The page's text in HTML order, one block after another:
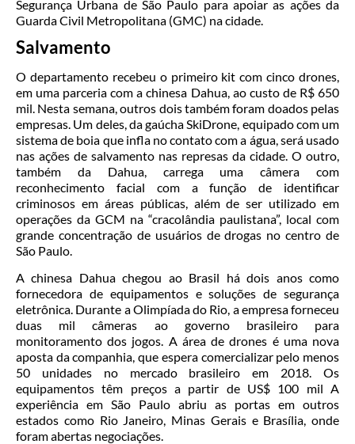
Segurança Urbana de São Paulo para apoiar as ações da
Guarda Civil Metropolitana (GMC) na cidade.
Salvamento
O departamento recebeu o primeiro kit com cinco drones,
em uma parceria com a chinesa Dahua, ao custo de R$ 650
mil. Nesta semana, outros dois também foram doados pelas
empresas. Um deles, da gaúcha SkiDrone, equipado com um
sistema de boia que infla no contato com a água, será usado
nas ações de salvamento nas represas da cidade. O outro,
também da Dahua, carrega uma câmera com
reconhecimento facial com a função de identificar
criminosos em áreas públicas, além de ser utilizado em
operações da GCM na “cracolândia paulistana”, local com
grande concentração de usuários de drogas no centro de
São Paulo.
A chinesa Dahua chegou ao Brasil há dois anos como
fornecedora de equipamentos e soluções de segurança
eletrônica. Durante a Olimpíada do Rio, a empresa forneceu
duas mil câmeras ao governo brasileiro para
monitoramento dos jogos. A área de drones é uma nova
aposta da companhia, que espera comercializar pelo menos
50 unidades no mercado brasileiro em 2018. Os
equipamentos têm preços a partir de US$ 100 mil A
experiência em São Paulo abriu as portas em outros
estados como Rio Janeiro, Minas Gerais e Brasília, onde
foram abertas negociações.